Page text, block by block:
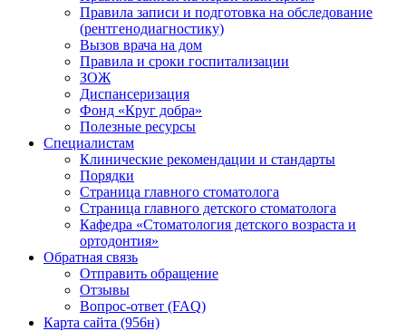
Правила записи и подготовка на обследование
(рентгенодиагностику)
Вызов врача на дом
Правила и сроки госпитализации
ЗОЖ
Диспансеризация
Фонд «Круг добра»
Полезные ресурсы
Специалистам
Клинические рекомендации и стандарты
Порядки
Страница главного стоматолога
Страница главного детского стоматолога
Кафедра «Стоматология детского возраста и
ортодонтия»
Обратная связь
Отправить обращение
Отзывы
Вопрос-ответ (FAQ)
Карта сайта (956н)